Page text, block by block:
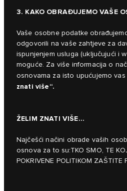
3. KAKO OBRAĐUJEMO VAŠE
Vaše osobne podatke
odgovorili na vaše zahtjeve za
ispunjenjem usluga (uključujući i
moguće. Za više informacija o
osnovama za isto upućujemo
znati više“.
ŽELIM ZNATI VIŠE...
Najčešći načini obrade vaših
osnova za to su:TKO SMO, TE
POKRIVENE POLITIKOM ZAŠTITE